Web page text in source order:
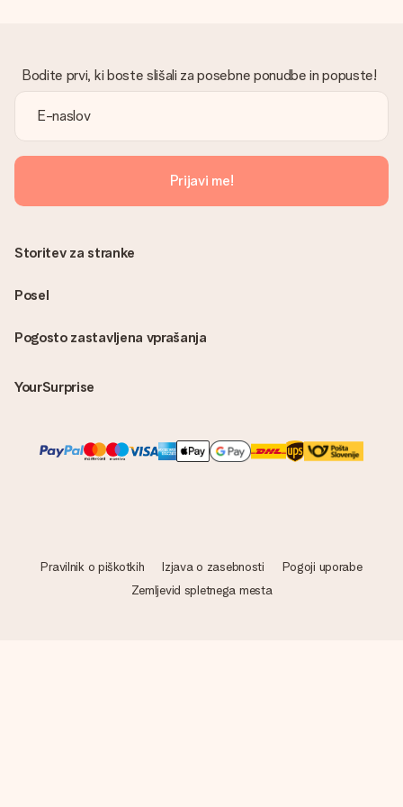
Bodite prvi, ki boste slišali za posebne ponudbe in popuste!
Prijavi me!
Pogosto zastavljena vprašanja
YourSurprise
Storitev za stranke
Posel
Pravilnik o piškotkih Izjava o zasebnosti
Pogoji uporabe
Zemljevid spletnega mesta